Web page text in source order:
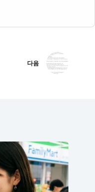
다음